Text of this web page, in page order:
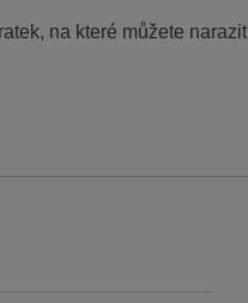
na které můžete narazit